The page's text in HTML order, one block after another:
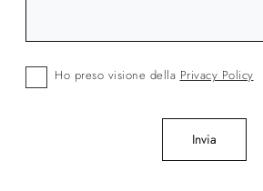
Ho preso visione della Privacy Policy
Invia